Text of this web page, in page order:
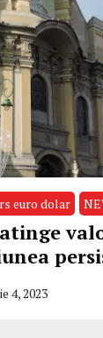
euro dolar
4, 2023